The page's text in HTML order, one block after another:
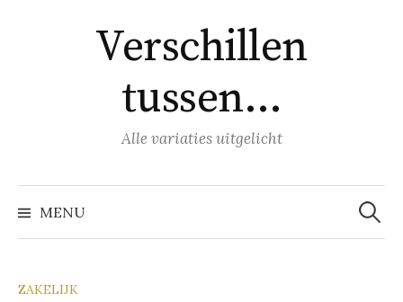
Verschillen
tussen…
Alle variaties uitgelicht
MENU
Zoeken
naar:
ZAKELIJK